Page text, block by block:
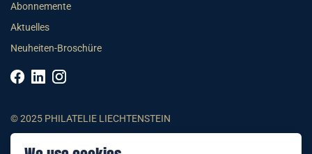
Abonnemente
Aktuelles
Neuheiten-Broschüre
© 2025 PHILATELIE LIECHTENSTEIN
AGB